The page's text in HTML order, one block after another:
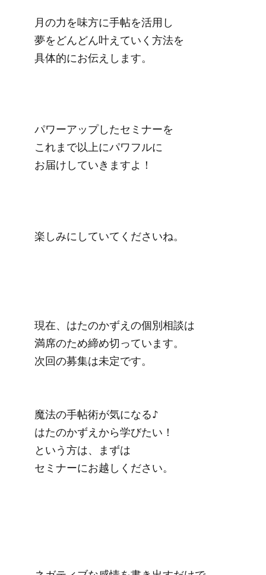
月の力を味方に手帖を活用し
夢をどんどん叶えていく方法を
具体的にお伝えします。
パワーアップしたセミナーを
これまで以上にパワフルに
お届けしていきますよ！
楽しみにしていてくださいね。
現在、はたのかずえの個別相談は
満席のため締め切っています。
次回の募集は未定です。
魔法の手帖術が気になる♪
はたのかずえから学びたい！
という方は、まずは
セミナーにお越しください。